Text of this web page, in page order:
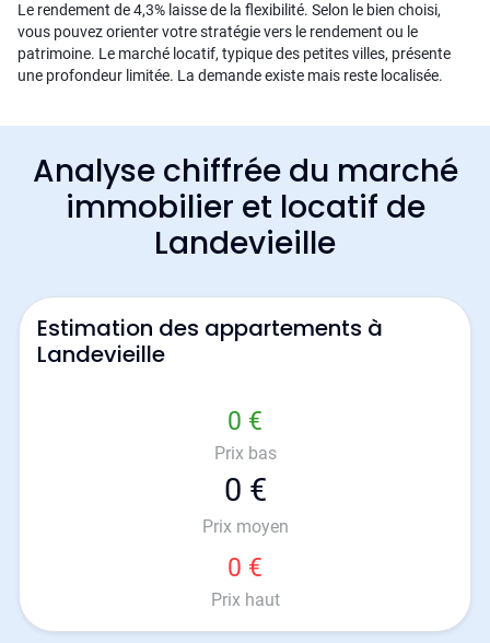
Le rendement de 4,3% laisse de la flexibilité. Selon le bien choisi,
vous pouvez orienter votre stratégie vers le rendement ou le
patrimoine. Le marché locatif, typique des petites villes, présente
une profondeur limitée. La demande existe mais reste localisée.
Analyse chiffrée du marché
immobilier et locatif de
Landevieille
Estimation des appartements à
Landevieille
0 €
Prix bas
0 €
Prix moyen
0 €
Prix haut